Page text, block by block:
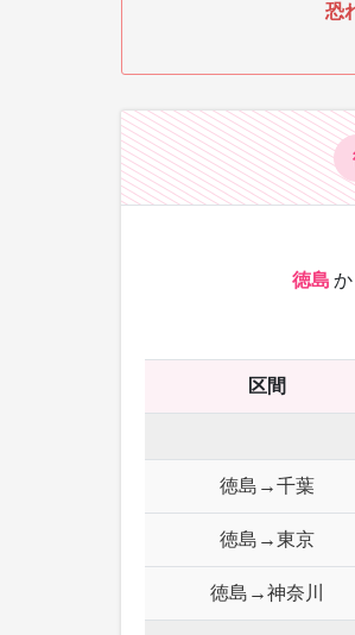
恐
徳島
区間
徳島→千葉
徳島→東京
徳島→神奈川